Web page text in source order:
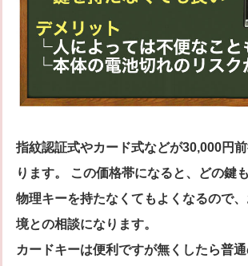
指紋認証式やカード式などが30,000円
ります。 この価格帯になると、どの鍵
物理キーを持たなくてもよくなるので
境との相談になります。
カードキーは便利ですが無くしたら普